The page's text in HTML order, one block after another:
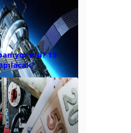
mu? 15